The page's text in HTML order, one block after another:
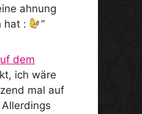
ahnung
hat :
”
dem
ich wäre
mal auf